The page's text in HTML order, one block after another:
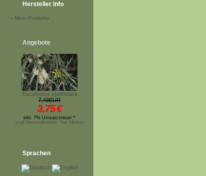
Hersteller Info
- Mehr Produkte
Angebote
Eucalyptus spathulata
7,49EUR
3,75€
inkl. 7% Umsatzsteuer *
zzgl.Versandkosten, hier klicken
Sprachen